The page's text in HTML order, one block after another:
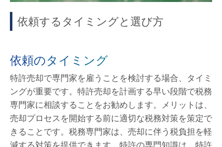
依頼するタイミングと選び方
依頼のタイミング
特許売却で専門家を雇うことを検討する場合、タイミ
ングが重要です。特許売却を計画する早い段階で税務
専門家に相談することをお勧めします。メリットは、
売却プロセスを開始する前に適切な税務対策を策定で
きることです。税務専門家は、売却に伴う税負担を軽